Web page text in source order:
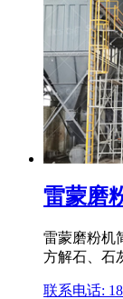
雷蒙磨
雷蒙磨粉机
方解石、石
联系电话: